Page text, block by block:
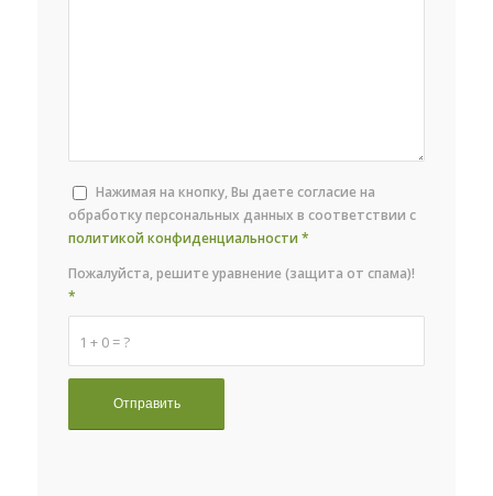
Нажимая на кнопку, Вы даете согласие на
обработку персональных данных в соответствии с
политикой конфиденциальности *
1 + 0 = ?
Пожалуйста, решите уравнение (защита от спама)!
*